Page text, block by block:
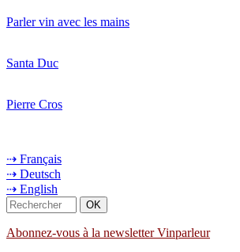
Parler vin avec les mains
Santa Duc
Pierre Cros
⇢ Français
⇢ Deutsch
⇢ English
Abonnez-vous à la newsletter Vinparleur